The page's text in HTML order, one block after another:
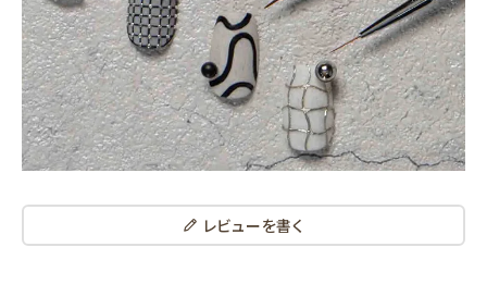
レビューを書く